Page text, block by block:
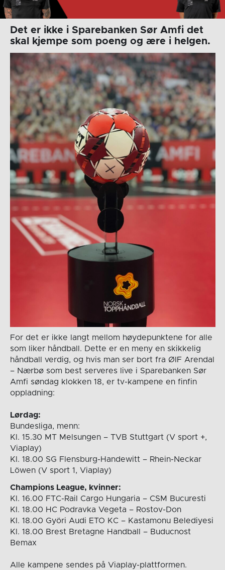
Det er ikke i Sparebanken Sør Amfi det
skal kjempe som poeng og ære i helgen.
For det er ikke langt mellom høydepunktene for alle
som liker håndball. Dette er en meny en skikkelig
håndball verdig, og hvis man ser bort fra ØIF Arendal
– Nærbø som best serveres live i Sparebanken Sør
Amfi søndag klokken 18, er tv-kampene en finfin
oppladning:
Lørdag:
Bundesliga, menn:
Kl. 15.30 MT Melsungen – TVB Stuttgart (V sport +,
Viaplay)
Kl. 18.00 SG Flensburg-Handewitt – Rhein-Neckar
Löwen (V sport 1, Viaplay)
Champions League, kvinner:
Kl. 16.00 FTC-Rail Cargo Hungaria – CSM Bucuresti
Kl. 18.00 HC Podravka Vegeta – Rostov-Don
Kl. 18.00 Györi Audi ETO KC – Kastamonu Belediyesi
Kl. 18.00 Brest Bretagne Handball – Buducnost
Bemax
Alle kampene sendes på Viaplay-plattformen.